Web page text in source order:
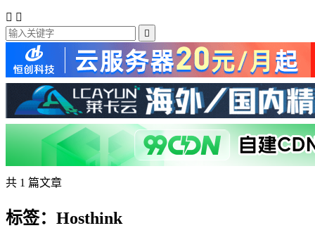
 

共 1 篇文章
标签：Hosthink